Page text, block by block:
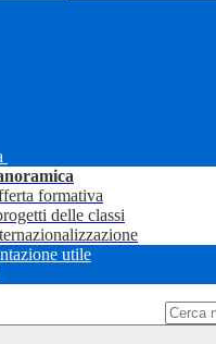
formativa
delle classi
utile